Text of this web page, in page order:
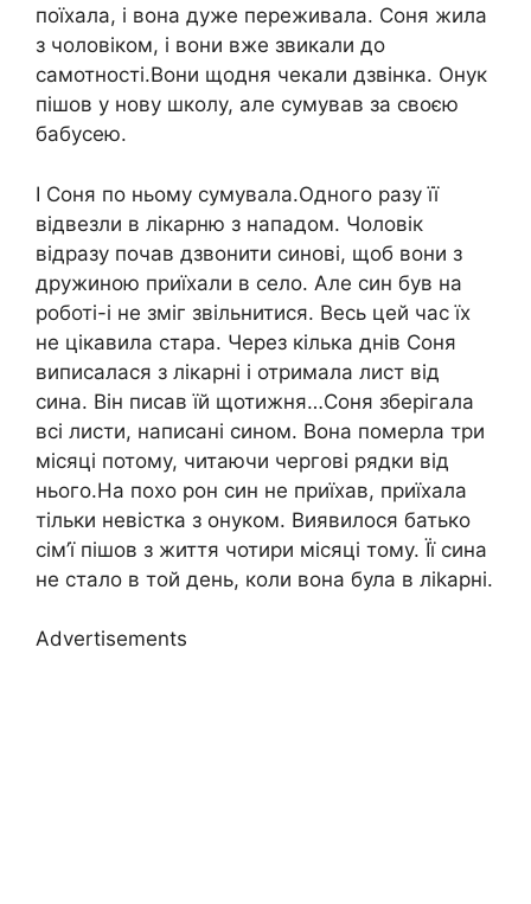
поїхала, і вона дуже переживала. Соня жила
з чоловіком, і вони вже звикали до
самотності.Вони щодня чекали дзвінка. Онук
пішов у нову школу, але сумував за своєю
бабусею.
І Соня по ньому сумувала.Одного разу її
відвезли в лікарню з нападом. Чоловік
відразу почав дзвонити синові, щоб вони з
дружиною приїхали в село. Але син був на
роботі-і не зміг звільнитися. Весь цей час їх
не цікавила стара. Через кілька днів Соня
виписалася з лікарні і отримала лист від
сина. Він писав їй щотижня…Соня зберігала
всі листи, написані сином. Вона померла три
місяці потому, читаючи чергові рядки від
нього.На похо рон син не приїхав, приїхала
тільки невістка з онуком. Виявилося батько
сім’ї пішов з життя чотири місяці тому. Її сина
не стало в той день, коли вона була в ліkарні.
Advertisements